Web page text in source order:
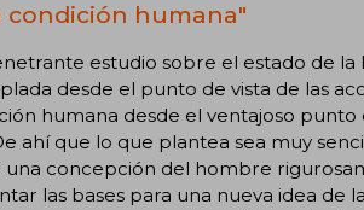
condición humana"
estudio sobre el estado de
desde el punto de vista de las
humana desde el ventajoso
ahí que lo que plantea sea muy
una concepción del hombre
las bases para una nueva idea de